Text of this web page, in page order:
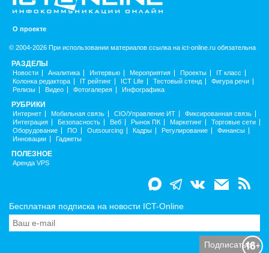
О проекте
© 2004-2026 При использовании материалов ссылка на ict-online.ru обязательна
РАЗДЕЛЫ
Новости Аналитика Интервью Мероприятия Проекты
IT класс
Колонка редактора
IT рейтинг ICT Life Тестовый стенд
Фигура речи
Релизы
Видео Фотогалерея Инфографика
РУБРИКИ
Интернет Мобильная связь CIO/Управление ИТ
Фиксированная связь
Интеграция
Безопасность Веб Рынок ПК Маркетинг
Торговые сети
Оборудование
ПО Outsourcing Кадры Регулирование
Финансы
Инновации
Гаджеты
ПОЛЕЗНОЕ
Аренда VPS
Бесплатная подписка на новости ICT-Online